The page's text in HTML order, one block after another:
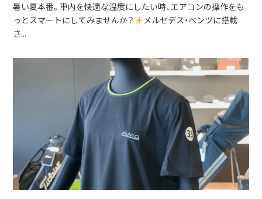
暑い夏本番。車内を快適な温度にしたい時、エアコンの操作をも
っとスマートにしてみませんか？
メルセデス・ベンツに搭載
さ...